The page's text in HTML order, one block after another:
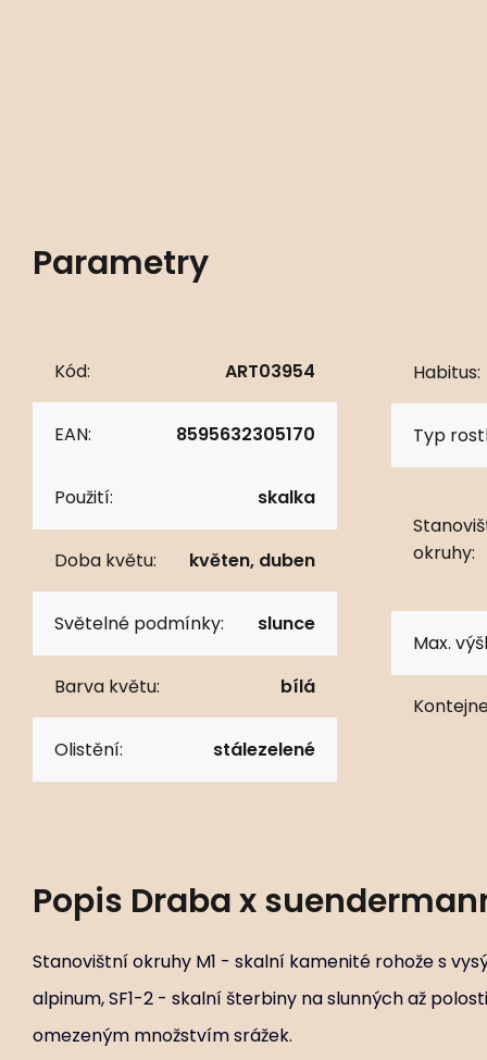
Parametry
Kód: ART03954
EAN: 8595632305170
Použití: skalka
Doba květu: květen, duben
Světelné podmínky: slunce
Barva květu: bílá
Olistění: stálezelené
Habitus:
Typ
okruhy:
Max.
Popis Draba x
Stanovištní okruhy M1 - skalní kamenité rohože s
alpinum, SF1-2 - skalní šterbiny na slunných až
omezeným množstvím srážek.